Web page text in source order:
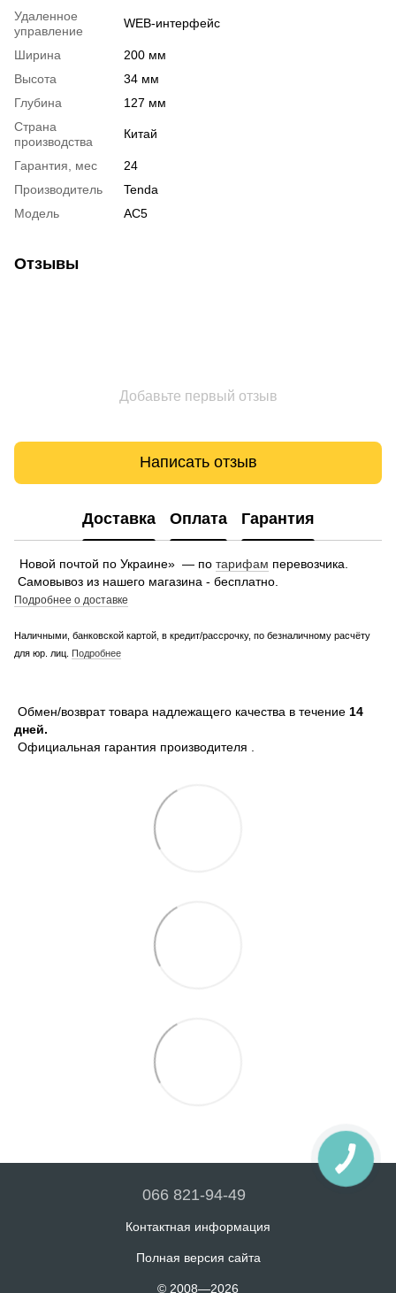
Удаленное
управление
WEB-интерфейс
Ширина
200 мм
Высота
34 мм
Глубина
127 мм
Страна
производства
Китай
Гарантия, мес
24
Производитель
Tenda
Модель
AC5
Отзывы
Добавьте первый отзыв
Написать отзыв
Доставка Оплата Гарантия
Новой почтой по Украине» — по тарифам перевозчика.
Самовывоз из нашего магазина - бесплатно.
Подробнее о доставке
Наличными, банковской картой, в кредит/рассрочку, по безналичному расчёту
для юр. лиц. Подробнее
Обмен/возврат товара надлежащего качества в течение 14
дней.
Официальная гарантия производителя .
066 821-94-49
Контактная информация
Полная версия сайта
© 2008—2026